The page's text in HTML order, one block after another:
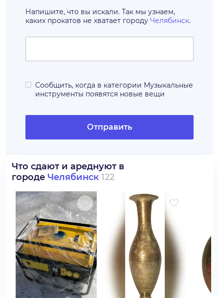
Напишите, что вы искали. Так мы узнаем,
каких прокатов не хватает городу Челябинск.
Сообщить, когда в категории Музыкальные
инструменты появятся новые вещи
Отправить
Что сдают и ареднуют в
городе Челябинск 122